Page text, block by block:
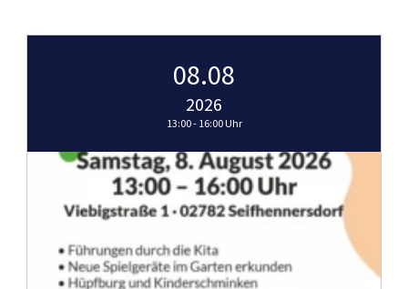
08.08
2026
13:00 - 16:00 Uhr